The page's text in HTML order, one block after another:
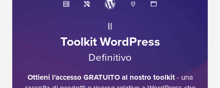
Il
Toolkit WordPress
Definitivo
Ottieni l'accesso GRATUITO al nostro toolkit- una